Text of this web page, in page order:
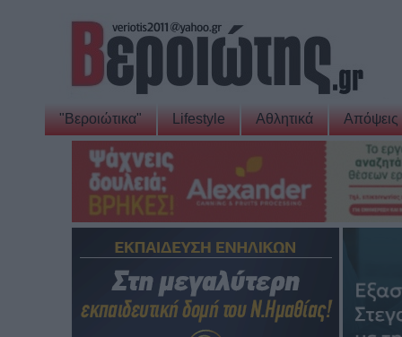
"Βεροιώτικα" Lifestyle Αθλητικά Απόψεις